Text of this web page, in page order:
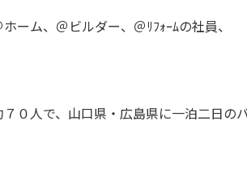
ホーム、＠ビルダー、＠ﾘﾌｫｰﾑの社員、
７０人で、山口県・広島県に一泊二日の